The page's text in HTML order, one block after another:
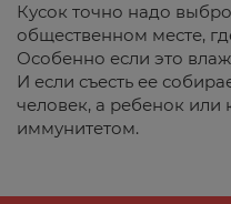
Кусок точно надо
общественном месте,
Особенно если это
И если съесть ее
человек, а ребенок или
иммунитетом.